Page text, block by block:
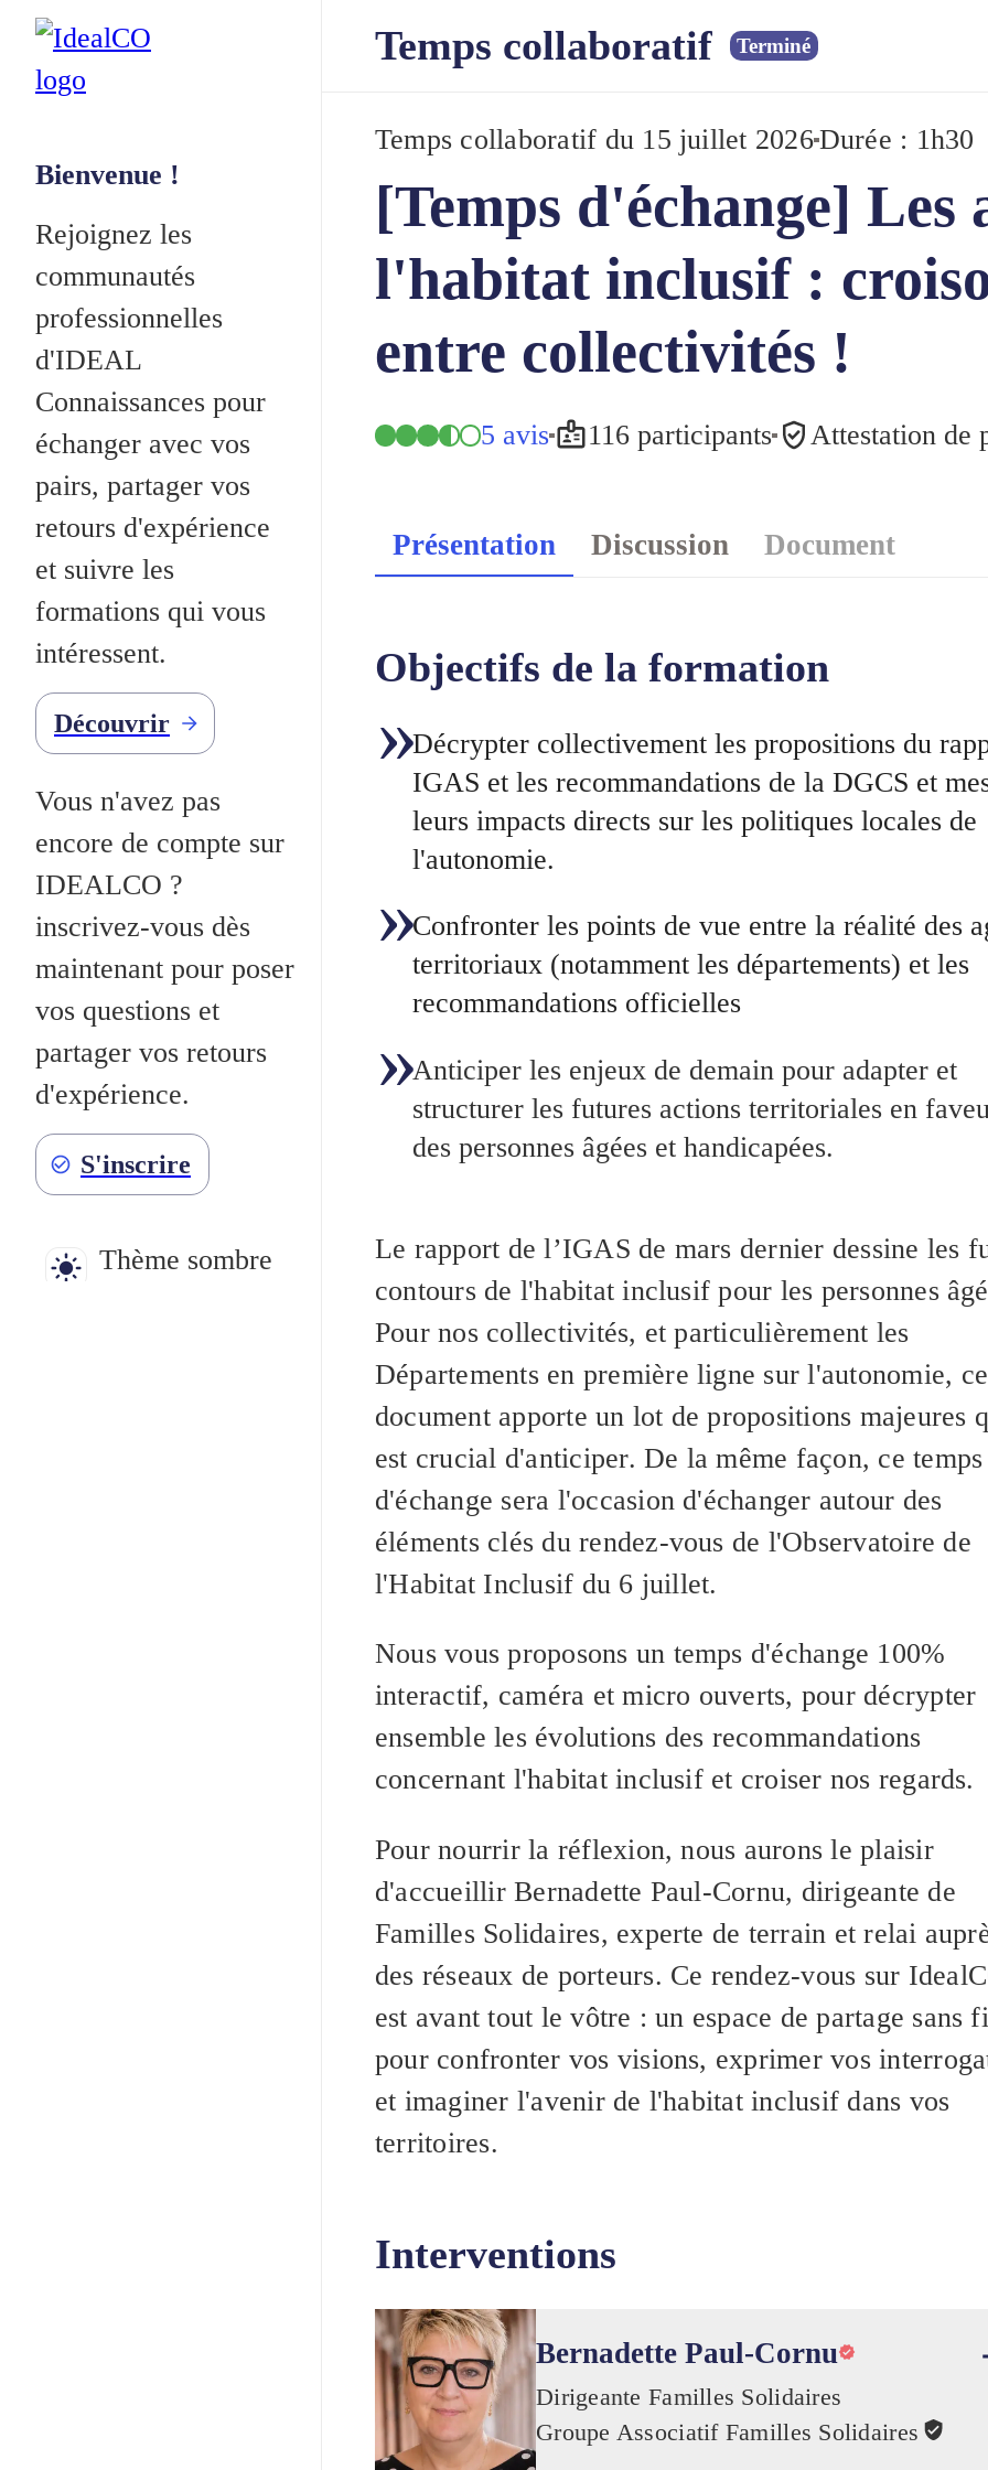
Bienvenue !
Rejoignez les
communautés
professionnelles
d'IDEAL
Connaissances pour
échanger avec vos
pairs, partager vos
retours d'expérience
et suivre les
formations qui vous
intéressent.
Découvrir
Vous n'avez pas
encore de compte sur
IDEALCO ?
inscrivez-vous dès
maintenant pour poser
vos questions et
partager vos retours
d'expérience.
S'inscrire
Thème sombre
Temps collaboratif Terminé
Temps collaboratif du 15 juillet 2026Durée : 1h30
[Temps d'échange] Les
l'habitat inclusif :
entre collectivités !
5 avis 116 participants Attestation de
Présentation Discussion Document
Objectifs de la formation
Décrypter collectivement les propositions du
IGAS et les recommandations de la DGCS et
leurs impacts directs sur les politiques locales de
l'autonomie.
Confronter les points de vue entre la réalité des
territoriaux (notamment les départements) et les
recommandations officielles
Anticiper les enjeux de demain pour adapter et
structurer les futures actions territoriales en
des personnes âgées et handicapées.
Le rapport de l’IGAS de mars dernier dessine les
contours de l'habitat inclusif pour les personnes
Pour nos collectivités, et particulièrement les
Départements en première ligne sur l'autonomie, ce
document apporte un lot de propositions majeures
est crucial d'anticiper. De la même façon, ce temps
d'échange sera l'occasion d'échanger autour des
éléments clés du rendez-vous de l'Observatoire de
l'Habitat Inclusif du 6 juillet.
Nous vous proposons un temps d'échange 100%
interactif, caméra et micro ouverts, pour décrypter
ensemble les évolutions des recommandations
concernant l'habitat inclusif et croiser nos regards.
Pour nourrir la réflexion, nous aurons le plaisir
d'accueillir Bernadette Paul-Cornu, dirigeante de
Familles Solidaires, experte de terrain et relai
des réseaux de porteurs. Ce rendez-vous sur
est avant tout le vôtre : un espace de partage sans
pour confronter vos visions, exprimer vos
et imaginer l'avenir de l'habitat inclusif dans vos
territoires.
Interventions
Bernadette Paul-Cornu
Dirigeante Familles Solidaires
Groupe Associatif Familles Solidaires